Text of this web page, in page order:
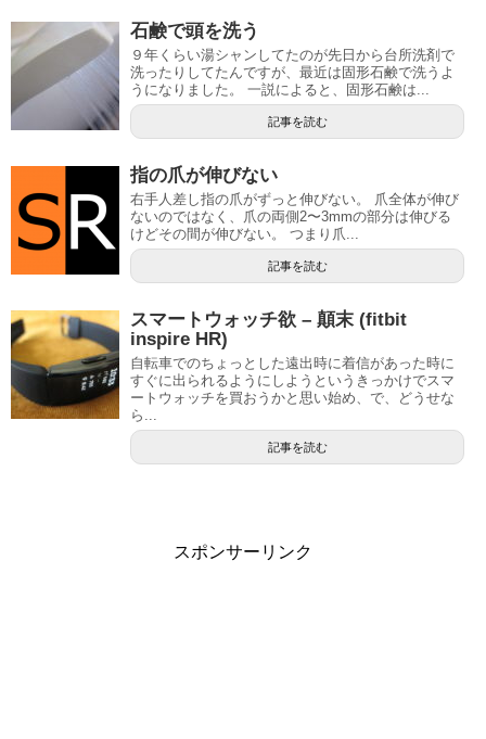
石鹸で頭を洗う
９年くらい湯シャンしてたのが先日から台所洗剤で
洗ったりしてたんですが、最近は固形石鹸で洗うよ
うになりました。 一説によると、固形石鹸は...
記事を読む
指の爪が伸びない
右手人差し指の爪がずっと伸びない。 爪全体が伸び
ないのではなく、爪の両側2〜3mmの部分は伸びる
けどその間が伸びない。 つまり爪...
記事を読む
スマートウォッチ欲 – 顛末 (fitbit
inspire HR)
自転車でのちょっとした遠出時に着信があった時に
すぐに出られるようにしようというきっかけでスマ
ートウォッチを買おうかと思い始め、で、どうせな
ら...
記事を読む
スポンサーリンク